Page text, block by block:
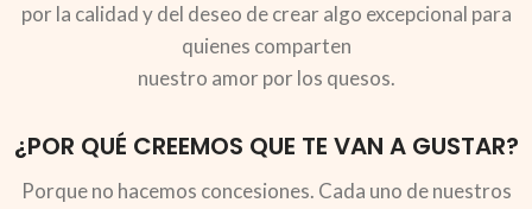
por la calidad y del deseo de crear algo excepcional para
quienes comparten
nuestro amor por los quesos.
¿POR QUÉ CREEMOS QUE TE VAN A GUSTAR?
Porque no hacemos concesiones. Cada uno de nuestros